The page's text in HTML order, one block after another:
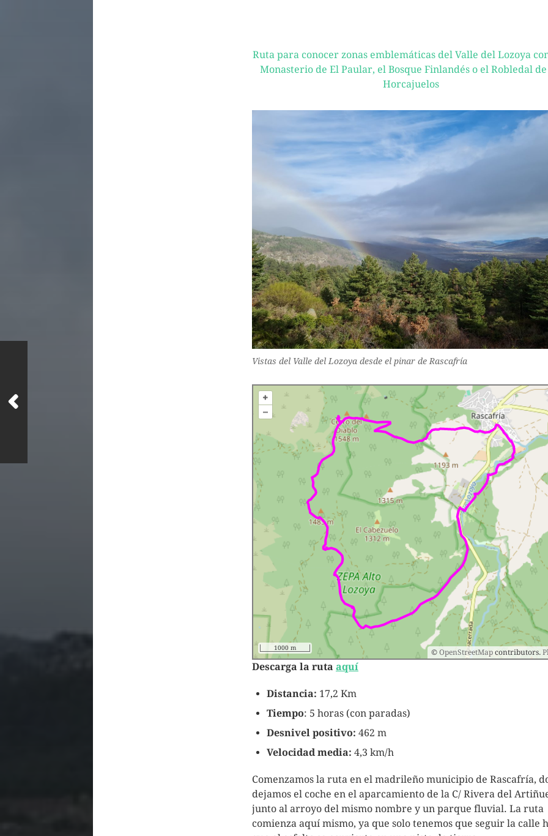
Ruta para conocer zonas emblemáticas del Valle del Lozoya
Monasterio de El Paular, el Bosque Finlandés o el Robledal
Horcajuelos
Vistas del Valle del Lozoya desde el pinar de Rascafría
+
–
© OpenStreetMap contributors.
1000 m
Descarga la ruta aquí
Distancia: 17,2 Km
Tiempo: 5 horas (con paradas)
Desnivel positivo: 462 m
Velocidad media: 4,3 km/h
Comenzamos la ruta en el madrileño municipio de Rascafría,
dejamos el coche en el aparcamiento de la C/ Rivera del
junto al arroyo del mismo nombre y un parque fluvial. La ruta
comienza aquí mismo, ya que solo tenemos que seguir la calle